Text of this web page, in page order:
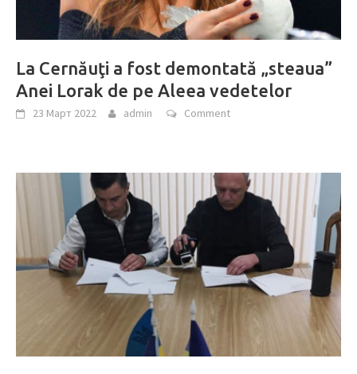
La Cernăuţi a fost demontată „steaua”
Anei Lorak de pe Aleea vedetelor
23 Март 2022 admin Comment